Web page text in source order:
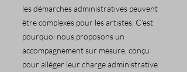
les démarches administratives peuvent
être complexes pour les artistes. C’est
pourquoi nous proposons un
accompagnement sur mesure, conçu
pour alléger leur charge administrative